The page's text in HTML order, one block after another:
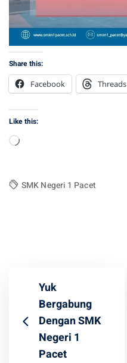
Share this:
Facebook
Threads
Like this:
Loading…
SMK Negeri 1 Pacet
Yuk
Bergabung
Dengan SMK
Negeri 1
Pacet